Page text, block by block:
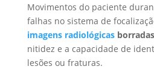
Movimentos do paciente
falhas no sistema de
imagens radiológicasborradas
nitidez e a capacidade de
lesões ou fraturas.